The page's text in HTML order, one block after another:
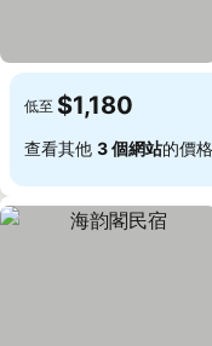
低至 $1,180
查看其他 3 個網站的價格